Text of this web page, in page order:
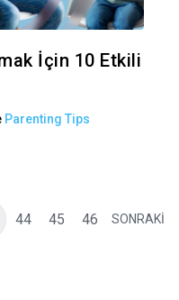
İçin 10 Etkili
Parenting Tips
44 45 46 SONRAKİ